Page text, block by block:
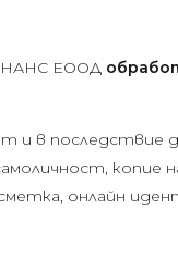
ЕООД
и в последствие
копие
онлайн